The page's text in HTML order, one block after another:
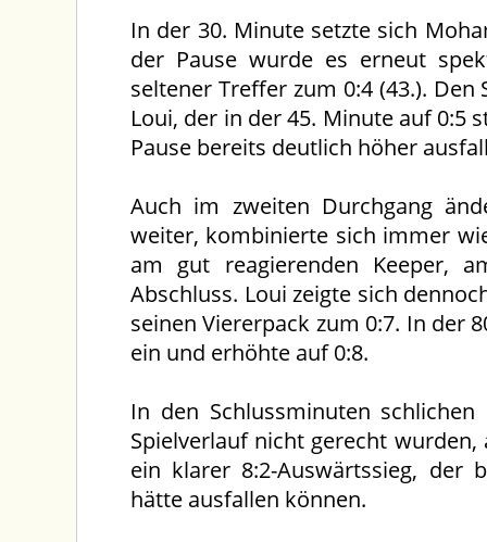
In der 30. Minute setzte sich
der Pause wurde es erneut
seltener Treffer zum 0:4 (43.).
Loui, der in der 45. Minute auf 0:5
Pause bereits deutlich höher
Auch im zweiten Durchgang
weiter, kombinierte sich immer
am gut reagierenden Keeper,
Abschluss. Loui zeigte sich
seinen Viererpack zum 0:7. In der
ein und erhöhte auf 0:8.
In den Schlussminuten
Spielverlauf nicht gerecht
ein klarer 8:2-Auswärtssieg, der
hätte ausfallen können.